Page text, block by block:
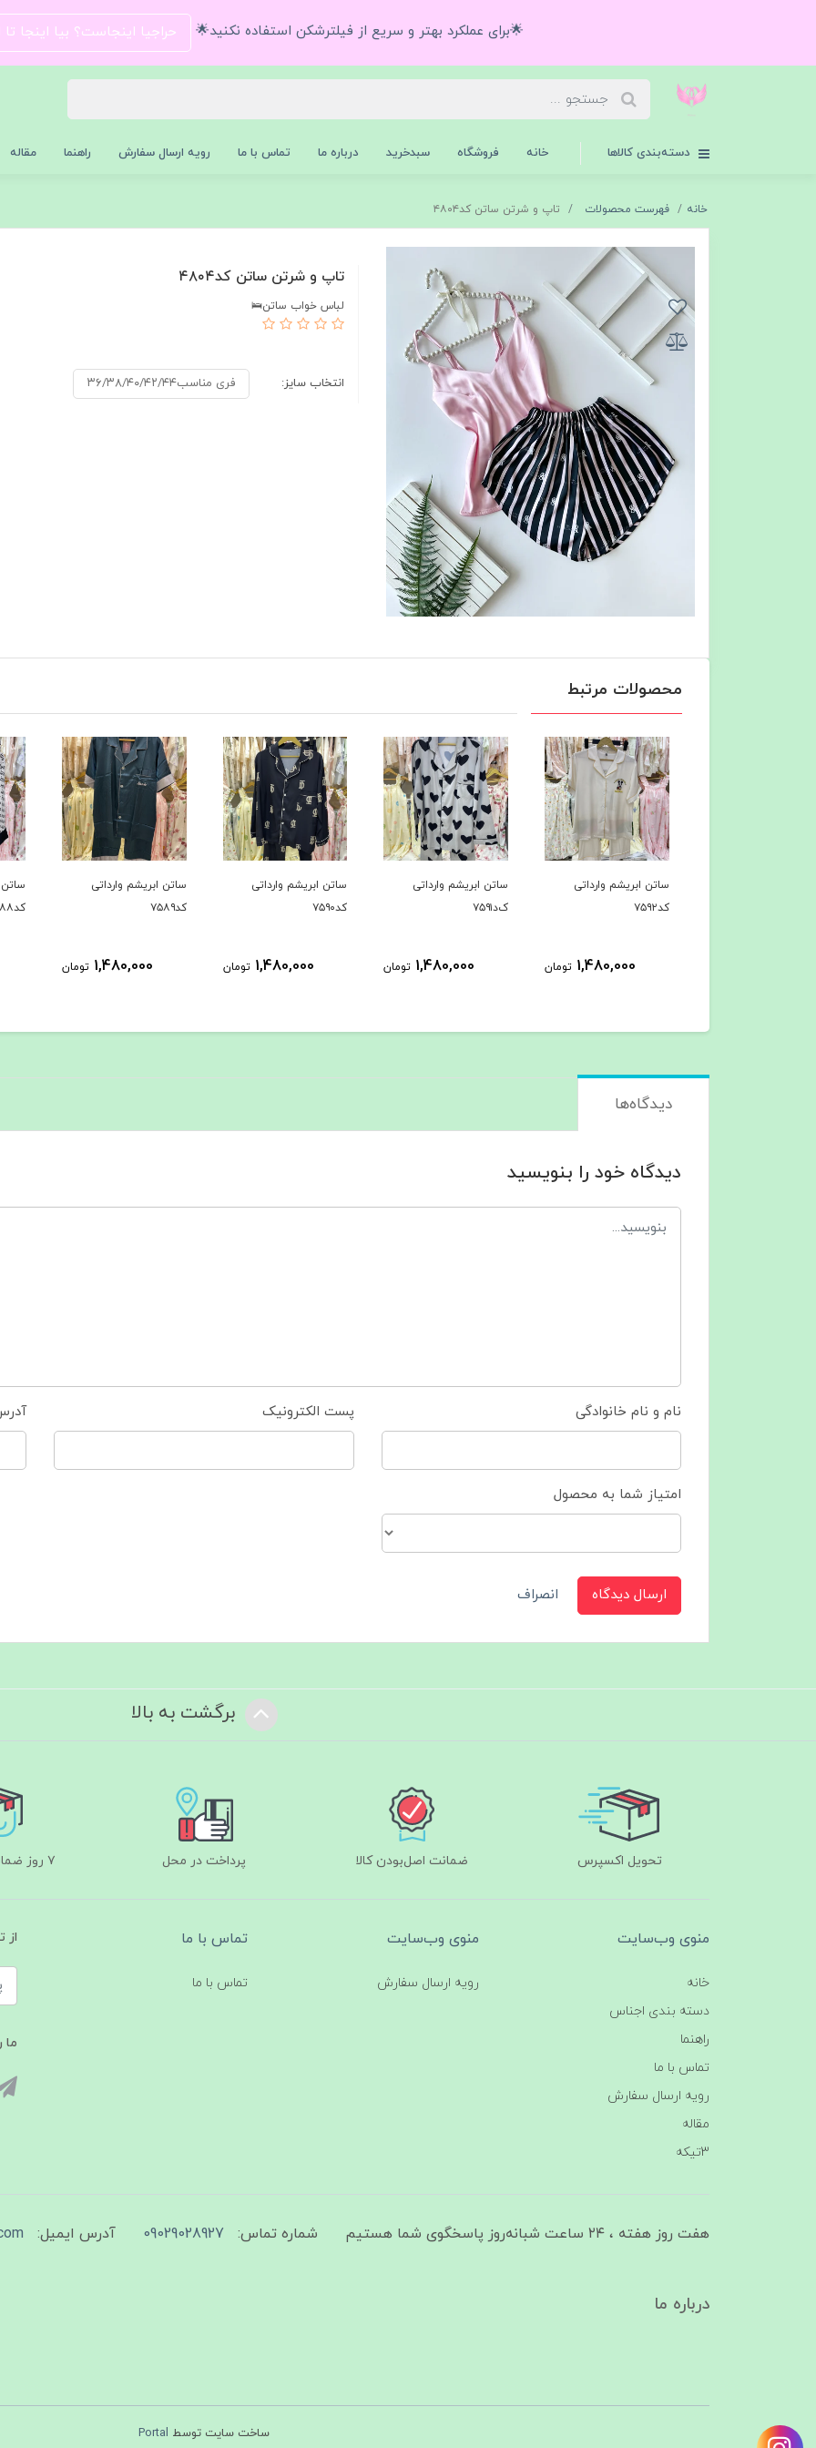
🌟برای عملکرد بهتر و سریع از فیلترشکن استفاده نکنید🌟 حراجیا اینجاست؟ بیا اینجا
دسته‌بندی کالاها خانه فروشگاه سبدخرید درباره ما تماس با ما رویه ارسال سفارش راهنما مقاله
خانه فهرست محصولات تاپ و شرتن ساتن کد۴۸۰۴
تاپ و شرتن ساتن کد۴۸۰۴
لباس خواب ساتن🛌
انتخاب سایز: فری مناسب۳۶/۳۸/۴۰/۴۲/۴۴
محصولات مرتبط
ساتن ابریشم وارداتی
ک‌د۷۵۹۱
1,480,000 تومان
ساتن ابریشم وارداتی
کد۷۵۹۰
1,480,000 تومان
ساتن ابریشم وارداتی
کد۷۵۸۹
1,480,000 تومان
ساتن ابریشم وارداتی
کد۷۵۸۸
1,480,000 تومان
ساتن
کد۷۵۸۷
دیدگاه‌ها
دیدگاه خود را بنویسید
نام و نام خانوادگی پست الکترونیک
امتیاز شما به محصول
ارسال دیدگاه انصراف
برگشت به بالا
تحویل اکسپرس ضمانت اصل‌بودن کالا پرداخت در محل ۷ روز ضمانت بازگشت
منوی وب‌سایت
خانه
دسته بندی اجناس
راهنما
تماس با ما
رویه ارسال سفارش
مقاله
3تیکه
منوی وب‌سایت
رویه ارسال سفارش
تماس با ما
تماس با ما
از
ما
هفت روز هفته ، ۲۴ ساعت شبانه‌روز پاسخگوی شما هستیم شماره تماس: 09029028927 آدرس ایمیل:
درباره ما
ساخت سایت توسط Portal